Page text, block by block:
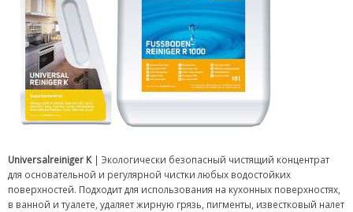
Universalreiniger K| Экологически безопасный чистящий концентрат
для основательной и регулярной чистки любых водостойких
поверхностей. Подходит для использования на кухонных поверхностях,
в ванной и туалете, удаляет жирную грязь, пигменты, известковый налет